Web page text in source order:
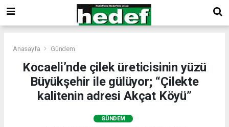
Anasayfa Gündem
Kocaeli’nde çilek üreticisinin yüzü
Büyükşehir ile gülüyor; “Çilekte
kalitenin adresi Akçat Köyü”
GÜNDEM